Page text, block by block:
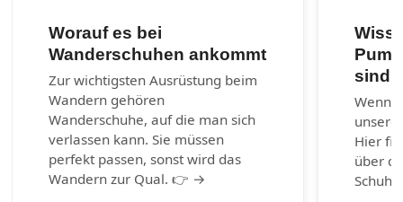
Worauf es bei
Wanderschuhen ankommt
Zur wichtigsten Ausrüstung beim
Wandern gehören
Wanderschuhe, auf die man sich
verlassen kann. Sie müssen
perfekt passen, sonst wird das
Wandern zur Qual. 👉 →
sind?
Wenn
Hier
über